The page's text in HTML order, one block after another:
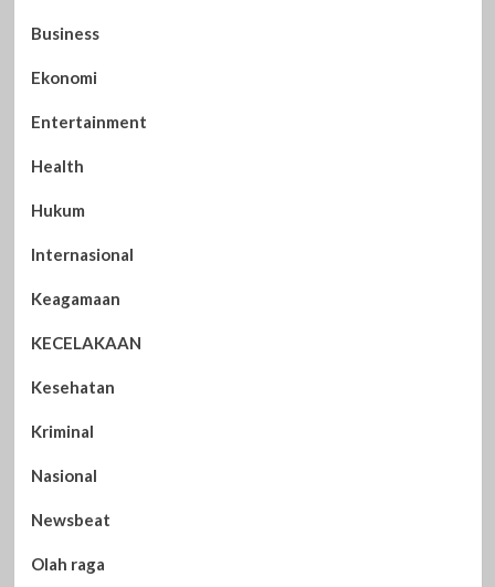
Business
Ekonomi
Entertainment
Health
Hukum
Internasional
Keagamaan
KECELAKAAN
Kesehatan
Kriminal
Nasional
Newsbeat
Olah raga